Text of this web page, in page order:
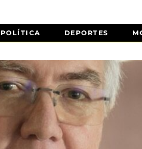
POLÍTICA DEPORTES